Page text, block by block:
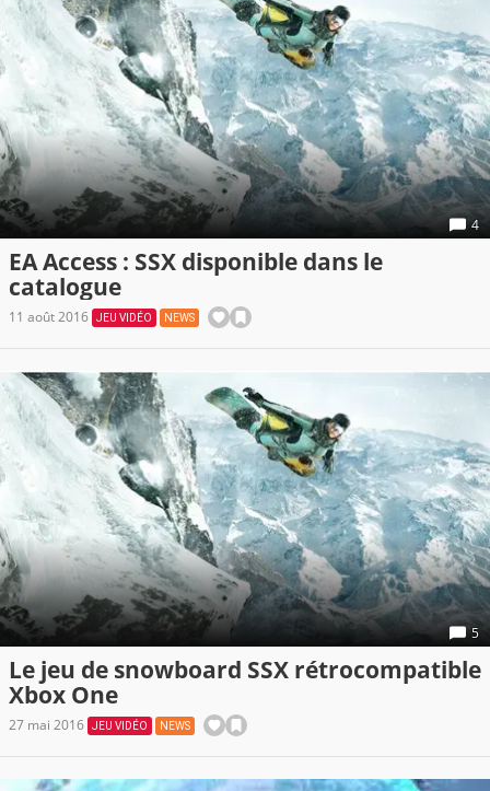
4
EA Access : SSX disponible dans le
catalogue
11 août 2016 JEU VIDÉO NEWS
5
Le jeu de snowboard SSX rétrocompatible
Xbox One
27 mai 2016 JEU VIDÉO NEWS